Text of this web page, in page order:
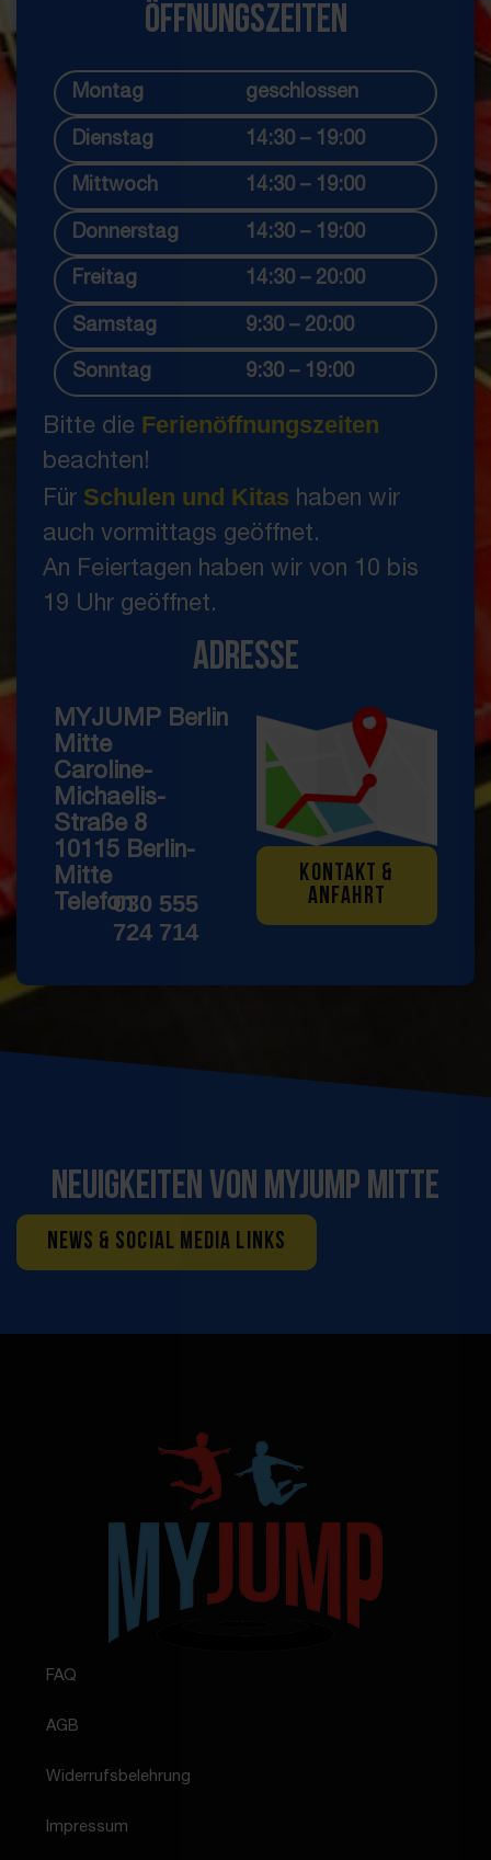
Öffnungszeiten
Montag geschlossen
Dienstag 14:30 – 19:00
Mittwoch 14:30 – 19:00
Donnerstag 14:30 – 19:00
Freitag 14:30 – 20:00
Samstag 9:30 – 20:00
Sonntag 9:30 – 19:00
Bitte die Ferienöffnungszeiten
beachten!
Für Schulen und Kitas haben wir
auch vormittags geöffnet.
An Feiertagen haben wir von 10 bis
19 Uhr geöffnet.
Adresse
MYJUMP Berlin
Mitte
Caroline-
Michaelis-
Straße 8
10115 Berlin-
Mitte
Telefon:030 555
724 714
KONTAKT &
ANFAHRT
Neuigkeiten von Myjump Mitte
NEWS & SOCIAL MEDIA LINKS
FAQ
AGB
Widerrufsbelehrung
Impressum